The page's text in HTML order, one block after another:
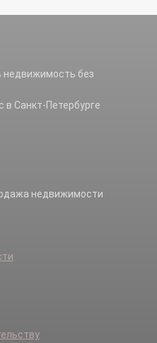
недвижимость без
Санкт-Петербурге